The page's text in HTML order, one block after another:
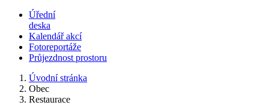
Úřední
deska
Kalendář akcí
Fotoreportáže
Průjezdnost prostoru
Úvodní stránka
Obec
Restaurace